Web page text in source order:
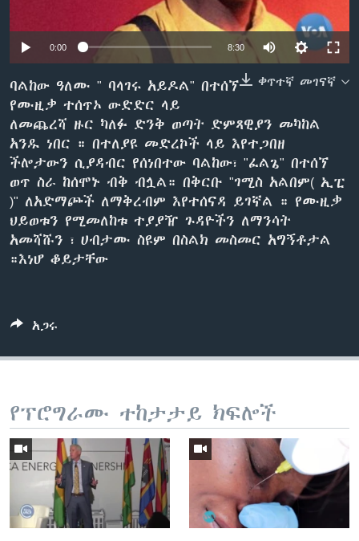
0:00 8:30
ቀጥተኛ መገናኛ
ባልከው ዓለሙ " ባላገሩ አይዶል" በተሰኘ
የሙዚቃ ተሰጥኦ ውድድር ላይ
ለመጨረሻ ዙር ካለፉ ድንቅ ወጣት ድምጻዊያን መካከል
አንዱ ነበር ። በተለያዩ መድረኮች ላይ እየተጋበዘ
ችሎታውን ሲያዳብር የሰነበተው ባልከው፣ "ፈልጌ" በተሰኘ
ወጥ ስራ ከሰሞኑ ብቅ ብሏል። በቅርቡ "ገሚስ አልበም( ኢፒ
)" ለአድማጮች ለማቅረብም እየተሰናዳ ይገኛል ። የሙዚቃ
ህይወቱን የሚመለከቱ ተያያዥ ጉዳዮችን ለማንሳት
አመሻሹን ፣ ሀብታሙ ስዩም በስልክ መስመር አግኝቶታል
።እነሆ ቆይታቸው
አጋሩ
የፕሮግራሙ ተከታታይ ክፍሎች